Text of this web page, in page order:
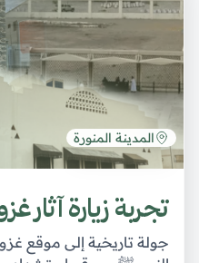
المدينة المنورة
تجربة زيارة آثار
جولة تاريخية إلى موقع